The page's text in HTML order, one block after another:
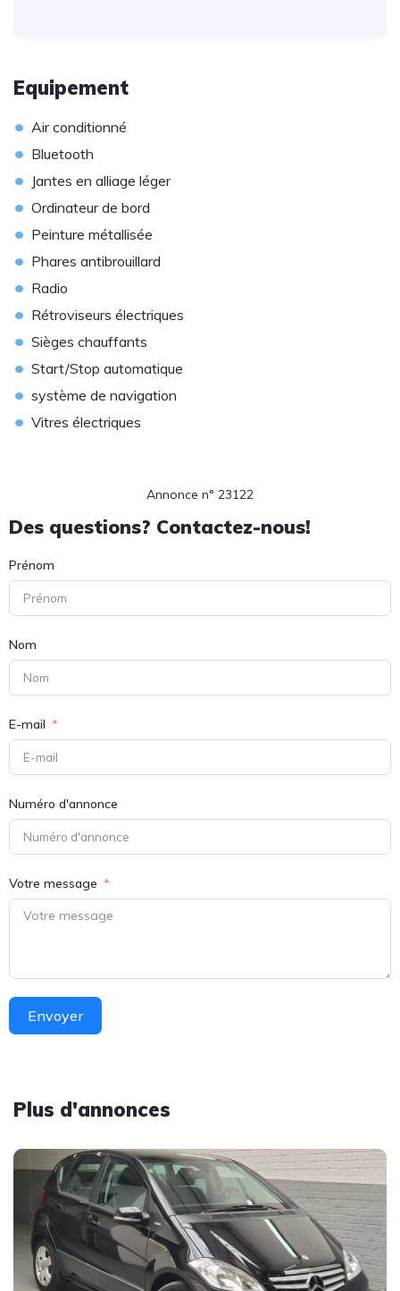
Equipement
• Air conditionné
• Bluetooth
• Jantes en alliage léger
• Ordinateur de bord
• Peinture métallisée
• Phares antibrouillard
• Radio
• Rétroviseurs électriques
• Sièges chauffants
• Start/Stop automatique
• système de navigation
• Vitres électriques
Annonce n° 23122
Des questions? Contactez-nous!
Prénom
Nom
E-mail
Numéro d'annonce
Votre message
Envoyer
Plus d'annonces